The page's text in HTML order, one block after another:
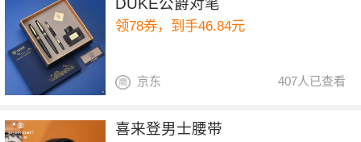
领78券，到手46.84元
407人已查看
京东
喜来登男士腰带